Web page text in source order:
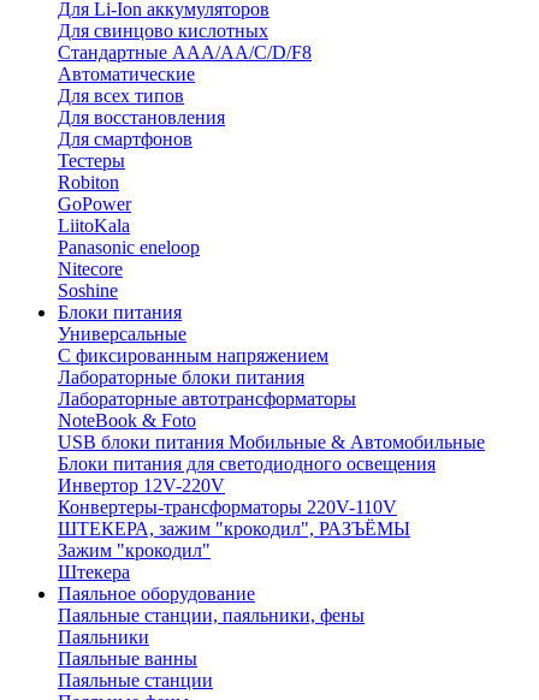
Для Li-Ion аккумуляторов
Для свинцово кислотных
Стандартные ААА/АА/С/D/F8
Автоматические
Для всех типов
Для восстановления
Для смартфонов
Тестеры
Robiton
GoPower
LiitoKala
Panasonic eneloop
Nitecore
Soshine
Блоки питания
Универсальные
C фиксированным напряжением
Лабораторные блоки питания
Лабораторные автотрансформаторы
NoteBook & Foto
USB блоки питания Мобильные & Автомобильные
Блоки питания для светодиодного освещения
Инвертор 12V-220V
Конвертеры-трансформаторы 220V-110V
ШТЕКЕРА, зажим "крокодил", РАЗЪЁМЫ
Зажим "крокодил"
Штекера
Паяльное оборудование
Паяльные станции, паяльники, фены
Паяльники
Паяльные ванны
Паяльные станции